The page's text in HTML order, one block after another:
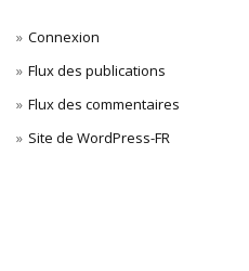
Connexion
Flux des publications
Flux des commentaires
Site de WordPress-FR